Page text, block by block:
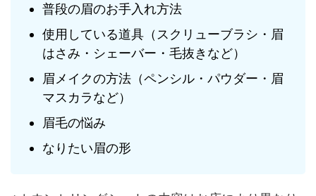
普段の眉のお手入れ方法
使用している道具（スクリューブラシ・眉
はさみ・シェーバー・毛抜きなど）
眉メイクの方法（ペンシル・パウダー・眉
マスカラなど）
眉毛の悩み
なりたい眉の形